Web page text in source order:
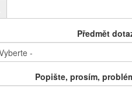
Předmět
Popište, prosím,